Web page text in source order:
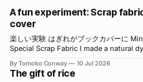
A fun experiment: Scrap
cover
楽しい実験 はぎれがブックカバーに Mint Dyeing with a
Special Scrap Fabric I made a natural dye by gently
from spreading on the fabric, I added a
thicken the mint extract. 新鮮なミントの葉を水でやさしく
By Tomoko Conway 10 Jul 2026
The gift of rice